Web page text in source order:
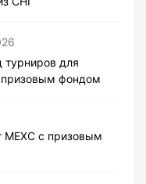
турниров для
фондом
MEXC с призовым